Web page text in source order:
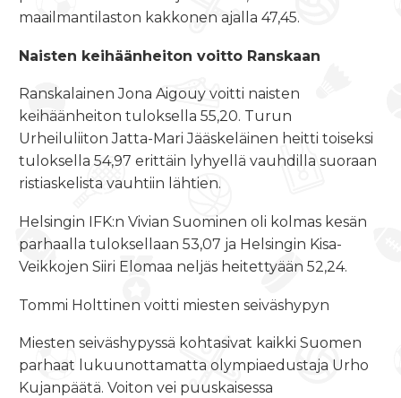
maailmantilaston kakkonen ajalla 47,45.
Naisten keihäänheiton voitto Ranskaan
Ranskalainen Jona Aigouy voitti naisten
keihäänheiton tuloksella 55,20. Turun
Urheiluliiton Jatta-Mari Jääskeläinen heitti toiseksi
tuloksella 54,97 erittäin lyhyellä vauhdilla suoraan
ristiaskelista vauhtiin lähtien.
Helsingin IFK:n Vivian Suominen oli kolmas kesän
parhaalla tuloksellaan 53,07 ja Helsingin Kisa-
Veikkojen Siiri Elomaa neljäs heitettyään 52,24.
Tommi Holttinen voitti miesten seiväshypyn
Miesten seiväshypyssä kohtasivat kaikki Suomen
parhaat lukuunottamatta olympiaedustaja Urho
Kujanpäätä. Voiton vei puuskaisessa